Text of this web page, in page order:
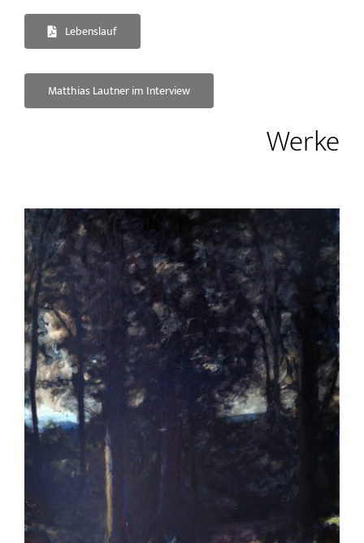
Lebenslauf
Matthias Lautner im Interview
Werke